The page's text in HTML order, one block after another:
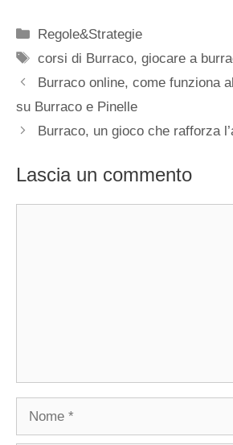
Categorie
Regole&Strategie
Tag
corsi di Burraco,giocare a
Burraco online, come funziona
su Burraco e Pinelle
Burraco, un gioco che rafforza
Lascia un commento
Nome